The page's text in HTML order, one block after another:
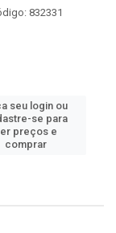
832331
seu login ou
se para
preços e
comprar